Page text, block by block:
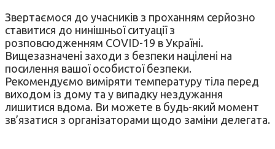
Звертаємося до учасників з проханням серйозно
ставитися до нинішньої ситуації з
розповсюдженням COVID-19 в Україні.
Вищезазначені заходи з безпеки націлені на
посилення вашої особистої безпеки.
Рекомендуємо виміряти температуру тіла перед
виходом із дому та у випадку нездужання
лишитися вдома. Ви можете в будь-який момент
зв’язатися з організаторами щодо заміни делегата.